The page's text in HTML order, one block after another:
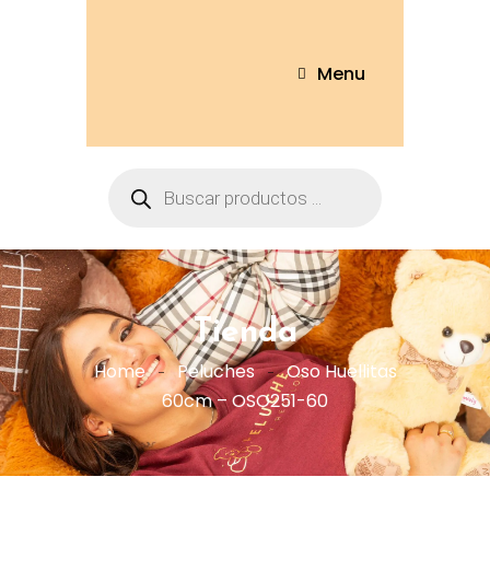
Menu
Tienda
Home Peluches
Oso Huellitas
60cm – OSO251-60